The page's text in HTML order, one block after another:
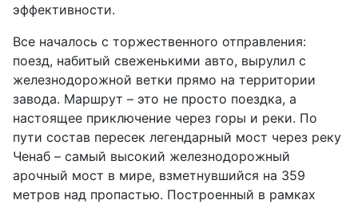
эффективности.
Все началось с торжественного отправления:
поезд, набитый свеженькими авто, вырулил с
железнодорожной ветки прямо на территории
завода. Маршрут – это не просто поездка, а
настоящее приключение через горы и реки. По
пути состав пересек легендарный мост через реку
Ченаб – самый высокий железнодорожный
арочный мост в мире, взметнувшийся на 359
метров над пропастью. Построенный в рамках